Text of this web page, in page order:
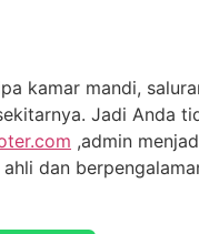
kamar mandi,
Jadi Anda
,admin
dan